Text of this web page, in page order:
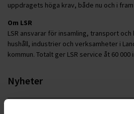
uppdragets höga krav, både nu och i
Om LSR
LSR ansvarar för insamling, transport
hushåll, industrier och verksamheter i
kommun. Totalt ger LSR service åt 60 000
Nyheter